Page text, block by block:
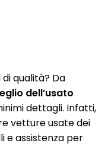
qualità? Da
dell’usato
dettagli. Infatti,
vetture usate dei
e assistenza per